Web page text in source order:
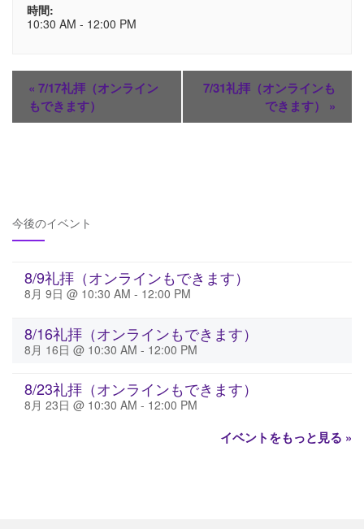
時間:
10:30 AM - 12:00 PM
« 7/17礼拝（オンライン
もできます）
7/31礼拝（オンラインも
できます） »
今後のイベント
8/9礼拝（オンラインもできます）
8月 9日 @ 10:30 AM - 12:00 PM
8/16礼拝（オンラインもできます）
8月 16日 @ 10:30 AM - 12:00 PM
8/23礼拝（オンラインもできます）
8月 23日 @ 10:30 AM - 12:00 PM
イベントをもっと見る »